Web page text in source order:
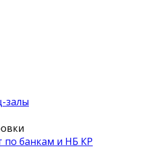
залы
по банкам и НБ КР